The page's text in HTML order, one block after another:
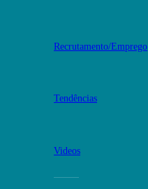
Recrutamento/Emprego
Tendências
Videos